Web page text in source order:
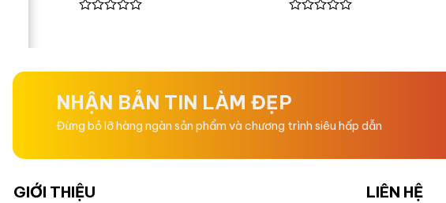
5
5
NHẬN BẢN TIN LÀM ĐẸP
Đừng bỏ lỡ hàng ngàn sản phẩm và chương trình siêu hấp dẫn
GIỚI THIỆU LIÊN HỆ